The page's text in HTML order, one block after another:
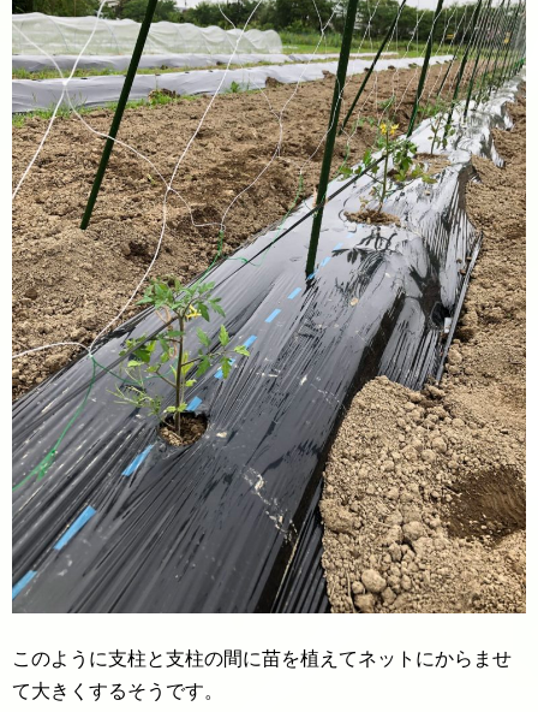
このように支柱と支柱の間に苗を植えてネットにからませ
て大きくするそうです。